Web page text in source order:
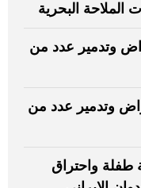
الملاحة البحرية
وتدمير عدد من
وتدمير عدد من
طفلة واحتراق